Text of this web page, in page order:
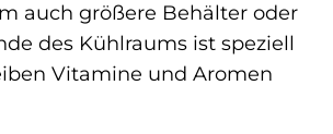
auch größere Behälter oder
des Kühlraums ist speziell
Vitamine und Aromen